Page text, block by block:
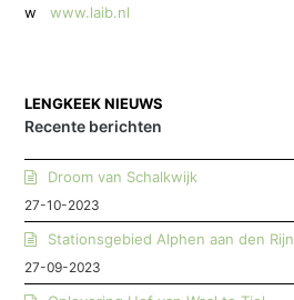
w
www.laib.nl
LENGKEEK NIEUWS
Recente berichten
Droom van Schalkwijk
27-10-2023
Stationsgebied Alphen aan den Rijn
27-09-2023